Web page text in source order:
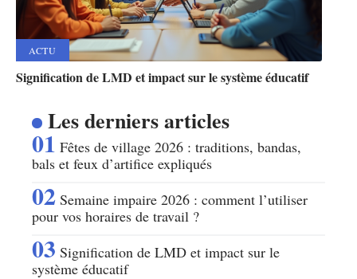
ACTU
Signification de LMD et impact sur le système éducatif
Les derniers articles
Fêtes de village 2026 : traditions, bandas,
bals et feux d’artifice expliqués
Semaine impaire 2026 : comment l’utiliser
pour vos horaires de travail ?
Signification de LMD et impact sur le
système éducatif